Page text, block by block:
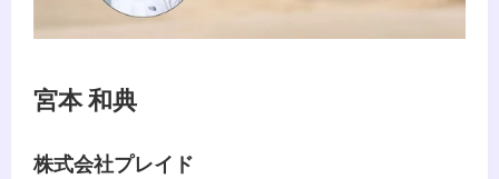
宮本 和典
株式会社プレイド